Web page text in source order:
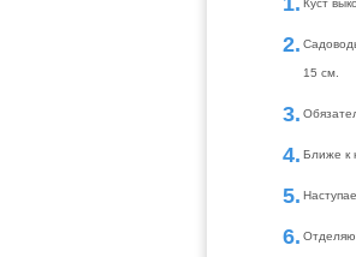
Куст
15 см.
Ближе к